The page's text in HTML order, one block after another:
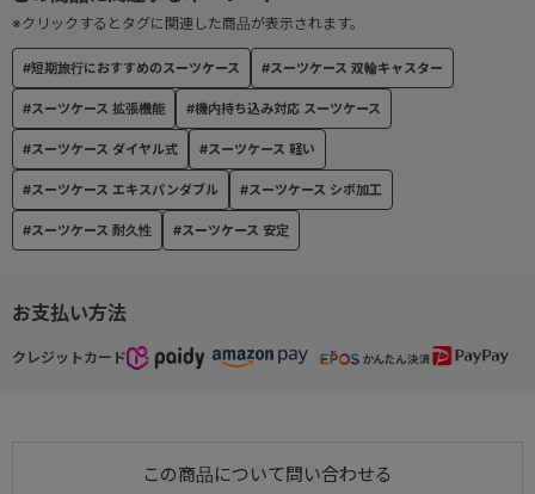
●エキスパンダブル機能・・・マチが広がり容量がアップするエキ
※エキスパンダブルを使用した際は機内持込不可となります。ご
注意ください。
●双輪キャスター・・・旋回性に優れ、容易に方向転換可能な双輪
キャスター。
●TSダイヤルロック・・・TSダイヤルロック(Travel Sentry®認可
ロック)搭載で、施錠したまま預け入れ可能。
お支払い方法
クレジットカード
この商品について問い合わせる
#短期旅行におすすめのスーツケース #スーツケース 双輪キャスター
#スーツケース 拡張機能 #機内持ち込み対応 スーツケース
#スーツケース ダイヤル式 #スーツケース 軽い
#スーツケース エキスパンダブル #スーツケース シボ加工
#スーツケース 耐久性 #スーツケース 安定
※クリックするとタグに関連した商品が表示されます。